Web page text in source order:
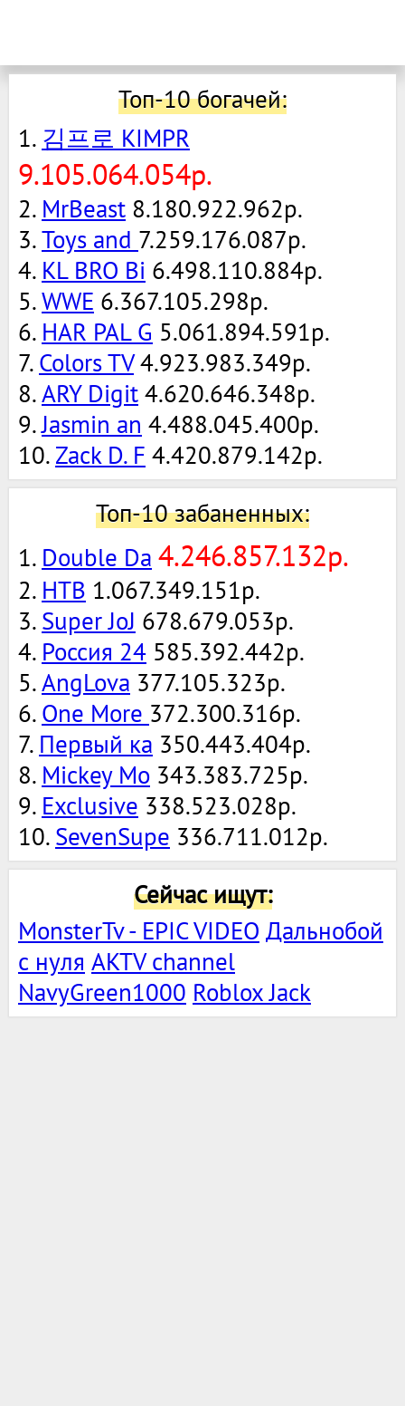
Топ-10 богачей:
1. 김프로 KIMPR
9.105.064.054р.
2. MrBeast 8.180.922.962р.
3.Toys and 7.259.176.087р.
4. KL BRO Bi 6.498.110.884р.
5.WWE 6.367.105.298р.
6. HAR PAL G 5.061.894.591р.
7. Colors TV 4.923.983.349р.
8.ARY Digit 4.620.646.348р.
9.Jasmin an 4.488.045.400р.
10. Zack D. F 4.420.879.142р.
Топ-10 забаненных:
1. Double Da 4.246.857.132р.
2. НТВ 1.067.349.151р.
3. Super JoJ 678.679.053р.
4. Россия 24 585.392.442р.
5.AngLova 377.105.323р.
6. One More 372.300.316р.
7. Первый ка 350.443.404р.
8. Mickey Mo 343.383.725р.
9. Exclusive 338.523.028р.
10. SevenSupe 336.711.012р.
Сейчас ищут:
MonsterTv - EPIC VIDEO Дальнобой
с нуля AKTV channel
NavyGreen1000 Roblox Jack